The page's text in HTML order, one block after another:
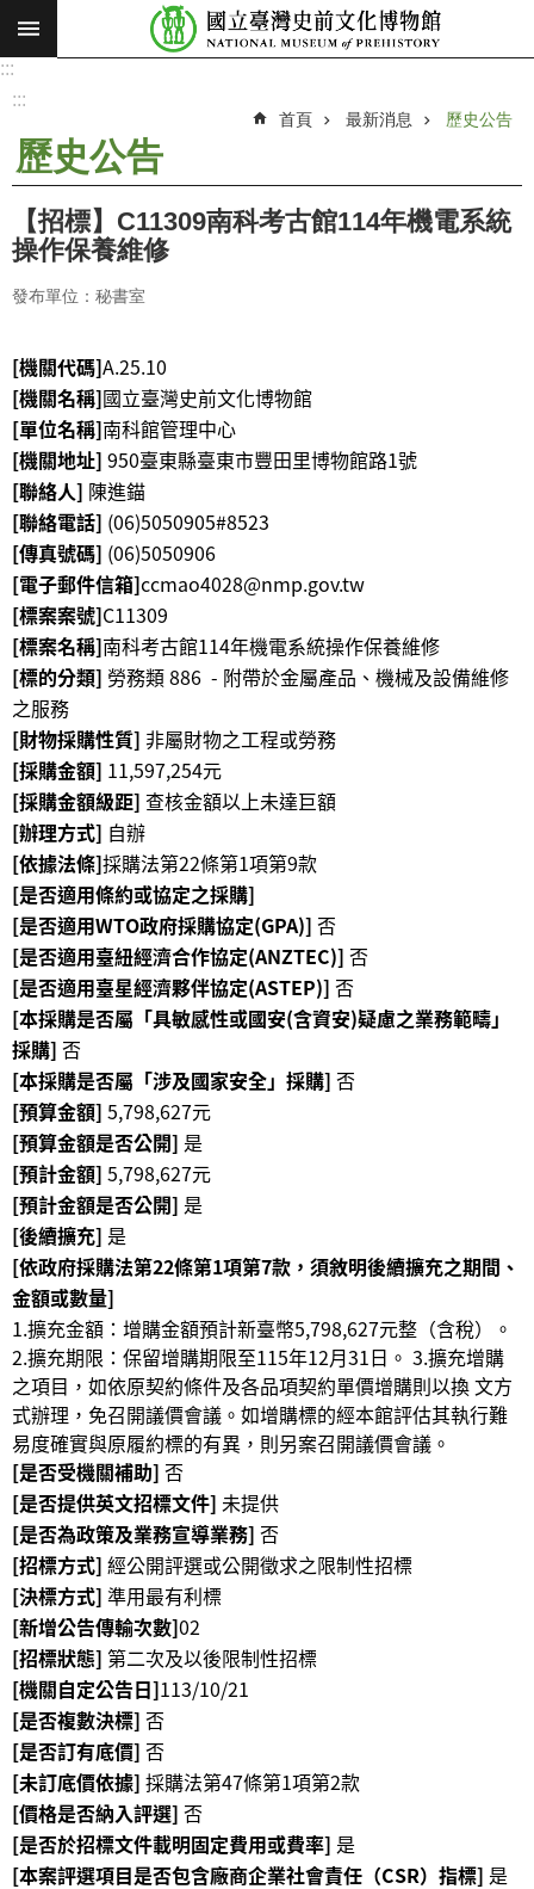
跳到主要內容區塊
搜
願
景
使
命
最
消
息
參
觀
展
覽
學
習
探
索
認
識
我
們
便
民
服
務
性
別
平
等
專
區
友
善
措
施
服
務
服
務
信
箱
網
站
導
覽
R
S
S
網
站
資
料
開
:::
:::
首頁 最新消息 歷史公告
歷史公告
【招標】C11309南科考古館114年機電系統
操作保養維修
發布單位：秘書室
[機關代碼]A.25.10
[機關名稱]國立臺灣史前文化博物館
[單位名稱]南科館管理中心
[機關地址] 950臺東縣臺東市豐田里博物館路1號
[聯絡人] 陳進錨
[聯絡電話] (06)5050905#8523
[傳真號碼] (06)5050906
[電子郵件信箱]ccmao4028@nmp.gov.tw
[標案案號]C11309
[標案名稱]南科考古館114年機電系統操作保養維修
[標的分類] 勞務類 886 - 附帶於金屬產品、機械及設備維修
之服務
[財物採購性質] 非屬財物之工程或勞務
[採購金額] 11,597,254元
[採購金額級距] 查核金額以上未達巨額
[辦理方式] 自辦
[依據法條]採購法第22條第1項第9款
[是否適用條約或協定之採購]
[是否適用WTO政府採購協定(GPA)] 否
[是否適用臺紐經濟合作協定(ANZTEC)] 否
[是否適用臺星經濟夥伴協定(ASTEP)] 否
[本採購是否屬「具敏感性或國安(含資安)疑慮之業務範疇」
採購] 否
[本採購是否屬「涉及國家安全」採購] 否
[預算金額] 5,798,627元
[預算金額是否公開] 是
[預計金額] 5,798,627元
[預計金額是否公開] 是
[後續擴充] 是
[依政府採購法第22條第1項第7款，須敘明後續擴充之期間、
金額或數量]
1.擴充金額：增購金額預計新臺幣5,798,627元整（含稅）。
2.擴充期限：保留增購期限至115年12月31日。 3.擴充增購
之項目，如依原契約條件及各品項契約單價增購則以換 文方
式辦理，免召開議價會議。如增購標的經本館評估其執行難
易度確實與原履約標的有異，則另案召開議價會議。
[是否受機關補助] 否
[是否提供英文招標文件] 未提供
[是否為政策及業務宣導業務] 否
[招標方式] 經公開評選或公開徵求之限制性招標
[決標方式] 準用最有利標
[新增公告傳輸次數]02
[招標狀態] 第二次及以後限制性招標
[機關自定公告日]113/10/21
[是否複數決標] 否
[是否訂有底價] 否
[未訂底價依據] 採購法第47條第1項第2款
[價格是否納入評選] 否
[是否於招標文件載明固定費用或費率] 是
[本案評選項目是否包含廠商企業社會責任（CSR）指標] 是